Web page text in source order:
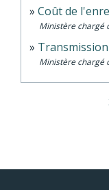
Coût de
Ministère chargé
Ministère chargé